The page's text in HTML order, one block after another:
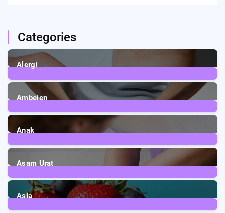
Categories
Alergi
6Posts
Ambeien
1Post
Anak
3Posts
Asam Urat
2Posts
Asia